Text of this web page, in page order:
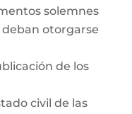
solemnes
otorgarse
de los
civil de las